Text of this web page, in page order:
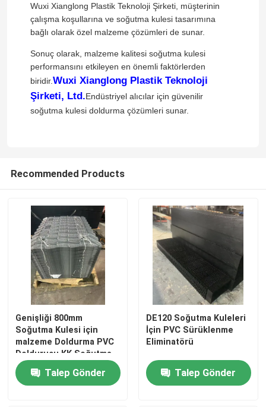
Ev
Wuxi Xianglong Plastik Teknoloji Şirketi, müşterinin
çalışma koşullarına ve soğutma kulesi tasarımına
bağlı olarak özel malzeme çözümleri de sunar.
Sonuç olarak, malzeme kalitesi soğutma kulesi
performansını etkileyen en önemli faktörlerden
biridir.Wuxi Xianglong Plastik Teknoloji
Şirketi, Ltd.Endüstriyel alıcılar için güvenilir
soğutma kulesi doldurma çözümleri sunar.
Recommended Products
Genişliği 800mm
Soğutma Kulesi için
malzeme Doldurma PVC
Doldurucu KK Soğutma
Kulesi için Doldurma
sürüklenme kenarı ile
Talep Gönder
DE120 Soğutma Kuleleri
İçin PVC Sürüklenme
Eliminatörü
Talep Gönder